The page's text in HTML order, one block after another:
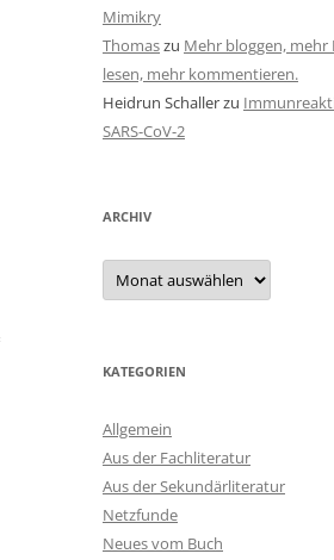
Mimikry
Thomaszu Mehr bloggen, mehr
lesen, mehr kommentieren.
Heidrun Schallerzu
SARS-CoV-2
ARCHIV
Archiv
KATEGORIEN
Allgemein
Aus der Fachliteratur
Aus der Sekundärliteratur
Netzfunde
Neues vom Buch